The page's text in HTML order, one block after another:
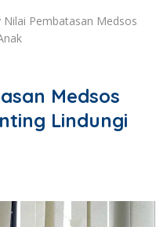
Nilai Pembatasan Medsos
Medsos
Lindungi